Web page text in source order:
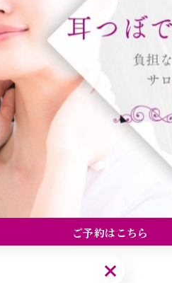
ぼを体験してみませんか？✨
一覧に戻る
ご予約はこちら
ご予約はこちら